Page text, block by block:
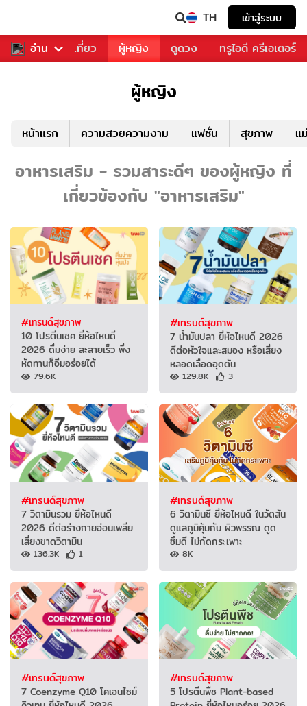
TH เข้าสู่ระบบ
อ่าน
อาหาร ท่องเที่ยว ผู้หญิง ดูดวง ทรูไอดี ครีเอเตอร์
ผู้หญิง
หน้าแรก ความสวยความงาม แฟชั่น สุขภาพ แ
อาหารเสริม - รวมสาระดีๆ ของผู้หญิง ที่
เกี่ยวข้องกับ "อาหารเสริม"
#เทรนด์สุขภาพ
10 โปรตีนเชค ยี่ห้อไหนดี
2026 ดื่มง่าย ละลายเร็ว พึ่ง
หัดทานก็อิ่มอร่อยได้
79.6K
#เทรนด์สุขภาพ
7 น้ำมันปลา ยี่ห้อไหนดี 2026
ดีต่อหัวใจและสมอง หรือเสี่ยง
หลอดเลือดอุดตัน
129.8K 3
#เทรนด์สุขภาพ
7 วิตามินรวม ยี่ห้อไหนดี
2026 ดีต่อร่างกายอ่อนเพลีย
เสี่ยงขาดวิตามิน
136.3K 1
#เทรนด์สุขภาพ
6 วิตามินซี ยี่ห้อไหนดี ในวัตสัน
ดูแลภูมิคุ้มกัน ผิวพรรณ ดูด
ซึมดี ไม่กัดกระเพาะ
8K
#เทรนด์สุขภาพ
7 Coenzyme Q10 โคเอนไซม์
#เทรนด์สุขภาพ
5 โปรตีนพืช Plant-based